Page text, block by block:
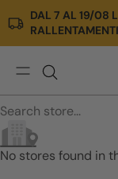
Ir
directamente
al
contenido
DAL 7 AL 19/08
RALLENTAMENTI
No stores found in